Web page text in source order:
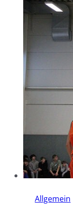
Allgemein